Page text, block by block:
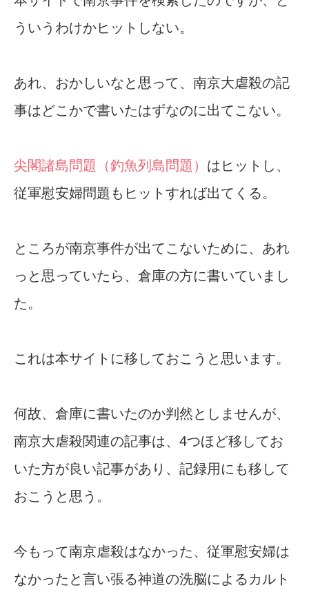
ういうわけかヒットしない。
あれ、おかしいなと思って、南京大虐殺の記
事はどこかで書いたはずなのに出てこない。
尖閣諸島問題（釣魚列島問題） はヒットし、
従軍慰安婦問題もヒットすれば出てくる。
ところが南京事件が出てこないために、あれ
っと思っていたら、倉庫の方に書いていまし
た。
これは本サイトに移しておこうと思います。
何故、倉庫に書いたのか判然としませんが、
南京大虐殺関連の記事は、4つほど移してお
いた方が良い記事があり、記録用にも移して
おこうと思う。
今もって南京虐殺はなかった、従軍慰安婦は
なかったと言い張る神道の洗脳によるカルト